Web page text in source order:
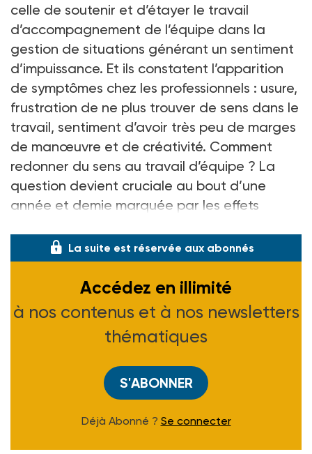
celle de soutenir et d’étayer le travail
d’accompagnement de l’équipe dans la
gestion de situations générant un sentiment
d’impuissance. Et ils constatent l’apparition
de symptômes chez les professionnels : usure,
frustration de ne plus trouver de sens dans le
travail, sentiment d’avoir très peu de marges
de manœuvre et de créativité. Comment
redonner du sens au travail d’équipe ? La
question devient cruciale au bout d’une
année et demie marquée par les effets
La suite est réservée aux abonnés
Accédez en illimité
à nos contenus et à nos newsletters
thématiques
S'ABONNER
Déjà Abonné ? Se connecter